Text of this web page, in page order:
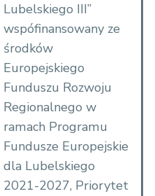
Lubelskiego III”
wspófinansowany ze
środków
Europejskiego
Funduszu Rozwoju
Regionalnego w
ramach Programu
Fundusze Europejskie
dla Lubelskiego
2021-2027, Priorytet